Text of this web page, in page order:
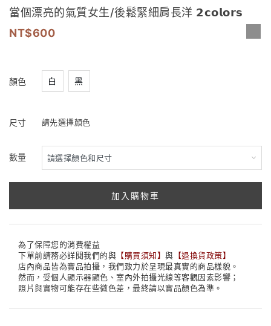
當個漂亮的氣質女生/後鬆緊細肩長洋 𝟮𝗰𝗼𝗹𝗼𝗿𝘀
600
顏色 白 黑
尺寸 請先選擇顏色
數量
加入購物車
為了保障您的消費權益
下單前請務必詳閱我們的與 【購買須知】 與 【退換貨政策】
店內商品皆為實品拍攝，我們致力於呈現最真實的商品樣貌。
然而，受個人顯示器顯色、室內外拍攝光線等客觀因素影響；
照片與實物可能存在些微色差，最終請以實品顏色為準。